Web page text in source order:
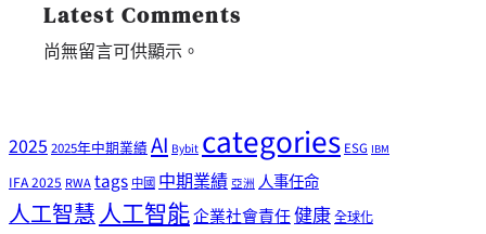
Latest Comments
尚無留言可供顯示。
20252025年中期業績AI Bybitcategories ESG IBM
IFA 2025 RWAtags 中國 中期業績 亞洲 人事任命
人工智慧人工智能企業社會責任健康全球化